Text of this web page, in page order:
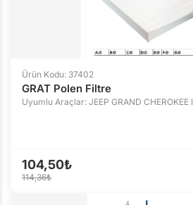
Ürün Kodu: 37402
GRAT Polen Filtre
Uyumlu Araçlar: JEEP GRAND CHEROKEE
104,50₺
114,36₺